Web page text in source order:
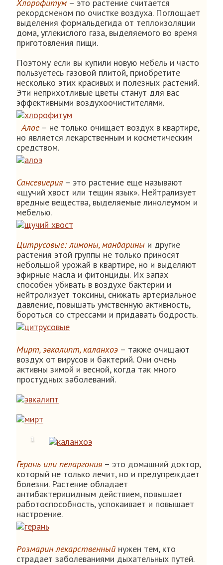
Хлорофитум – это растение считается
рекордсменом по очистке воздуха. Поглощает
выделения формальдегида от теплоизоляции
дома, углекислого газа, выделяемого во время
приготовления пищи.
Поэтому если вы купили новую мебель и часто
пользуетесь газовой плитой, приобретите
несколько этих красивых и полезных растений.
Эти неприхотливые цветы станут для вас
эффективными воздухоочистителями.
Алое– не только очищает воздух в квартире,
но является лекарственным и косметическим
средством.
Сансевиерия – это растение еще называют
«щучий хвост или тещин язык». Нейтрализует
вредные вещества, выделяемые линолеумом и
мебелью.
Цитрусовые: лимоны, мандарины и другие
растения этой группы не только приносят
небольшой урожай в квартире, но и выделяют
эфирные масла и фитонциды. Их запах
способен убивать в воздухе бактерии и
нейтролизует токсины, снижать артериальное
давление, повышать умственную активность,
бороться со стрессами и придавать бодрость.
Мирт, эвкалипт, каланхоэ – также очищают
воздух от вирусов и бактерий. Они очень
активны зимой и весной, когда так много
простудных заболеваний.
Герань или пеларгония – это домашний доктор,
который не только лечит, но и предупреждает
болезни. Растение обладает
антибактерицидным действием, повышает
работоспособность, успокаивает и повышает
настроение.
Розмарин лекарственный нужен тем, кто
страдает заболеваниями дыхательных путей.